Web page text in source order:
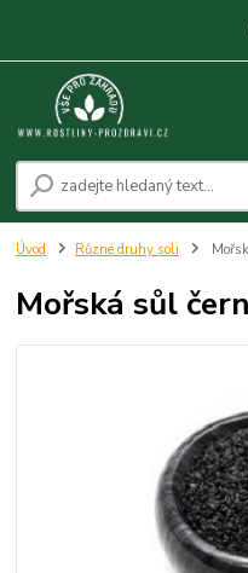
Úvod Různé druhy soli
Mořská sůl